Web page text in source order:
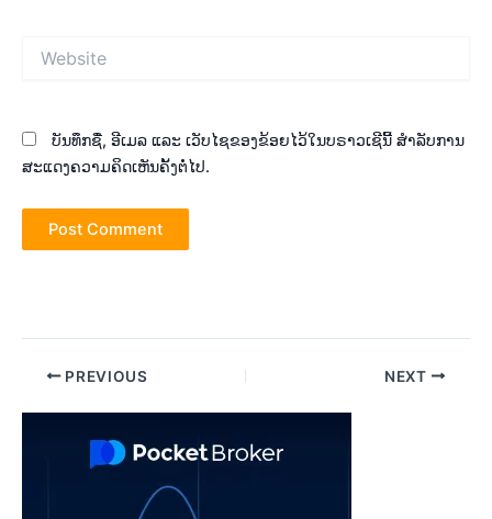
ບັນທຶກຊື່, ອີເມລ ແລະ ເວັບໄຊຂອງຂ້ອຍໄວ້ໃນບຣາວເຊີນີ້ ສຳລັບການ
ສະແດງຄວາມຄິດເຫັນຄັ້ງຕໍ່ໄປ.
Post PREVIOUS NEXT